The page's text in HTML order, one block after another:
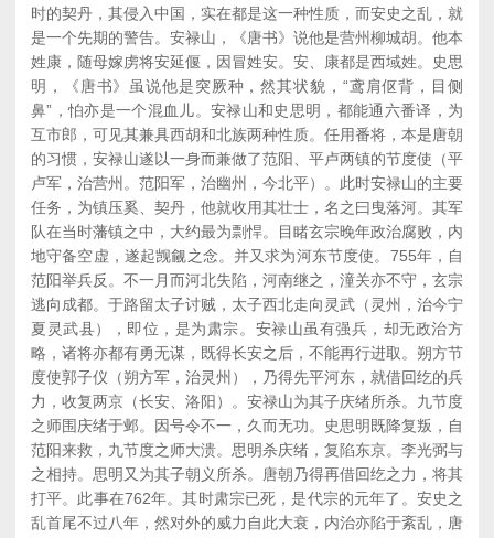
时的契丹，其侵入中国，实在都是这一种性质，而安史之乱，就
是一个先期的警告。安禄山，《唐书》说他是营州柳城胡。他本
姓康，随母嫁虏将安延偃，因冒姓安。安、康都是西域姓。史思
明，《唐书》虽说他是突厥种，然其状貌，“鸢肩伛背，目侧
鼻”，怕亦是一个混血儿。安禄山和史思明，都能通六番译，为
互市郎，可见其兼具西胡和北族两种性质。任用番将，本是唐朝
的习惯，安禄山遂以一身而兼做了范阳、平卢两镇的节度使（平
卢军，治营州。范阳军，治幽州，今北平）。此时安禄山的主要
任务，为镇压奚、契丹，他就收用其壮士，名之曰曳落河。其军
队在当时藩镇之中，大约最为剽悍。目睹玄宗晚年政治腐败，内
地守备空虚，遂起觊觎之念。并又求为河东节度使。755年，自
范阳举兵反。不一月而河北失陷，河南继之，潼关亦不守，玄宗
逃向成都。于路留太子讨贼，太子西北走向灵武（灵州，治今宁
夏灵武县），即位，是为肃宗。安禄山虽有强兵，却无政治方
略，诸将亦都有勇无谋，既得长安之后，不能再行进取。朔方节
度使郭子仪（朔方军，治灵州），乃得先平河东，就借回纥的兵
力，收复两京（长安、洛阳）。安禄山为其子庆绪所杀。九节度
之师围庆绪于邺。因号令不一，久而无功。史思明既降复叛，自
范阳来救，九节度之师大溃。思明杀庆绪，复陷东京。李光弼与
之相持。思明又为其子朝义所杀。唐朝乃得再借回纥之力，将其
打平。此事在762年。其时肃宗已死，是代宗的元年了。安史之
乱首尾不过八年，然对外的威力自此大衰，内治亦陷于紊乱，唐